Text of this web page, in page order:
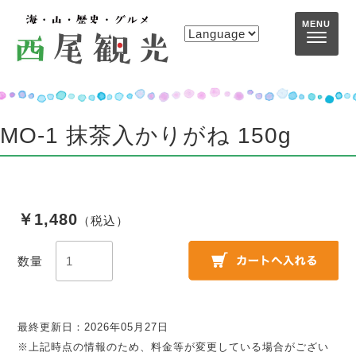
コンテンツへスキップ
MO-1 抹茶入かりがね 150g
￥1,480 （税込）
数量
最終更新日：2026年05月27日
※上記時点の情報のため、料金等が変更している場合がござい
MENU